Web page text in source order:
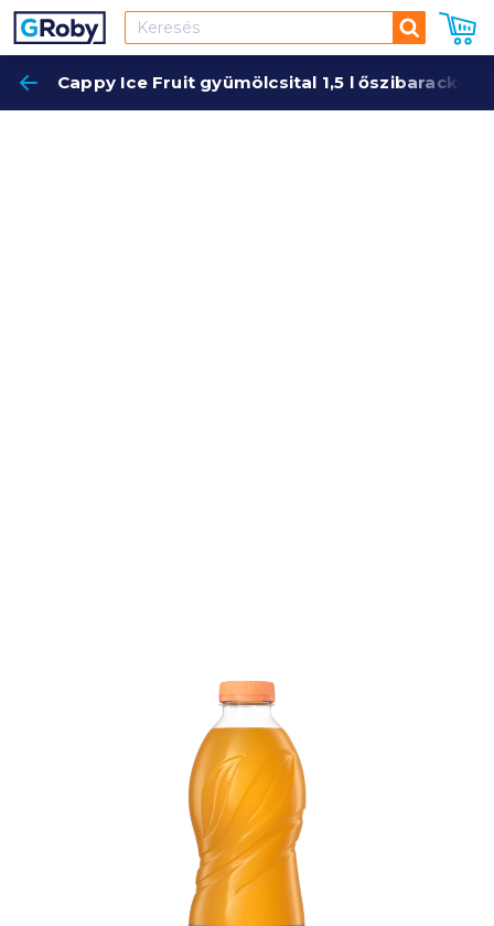
Keresés
Cappy Ice Fruit gyümölcsital 1,5 l őszibarack-